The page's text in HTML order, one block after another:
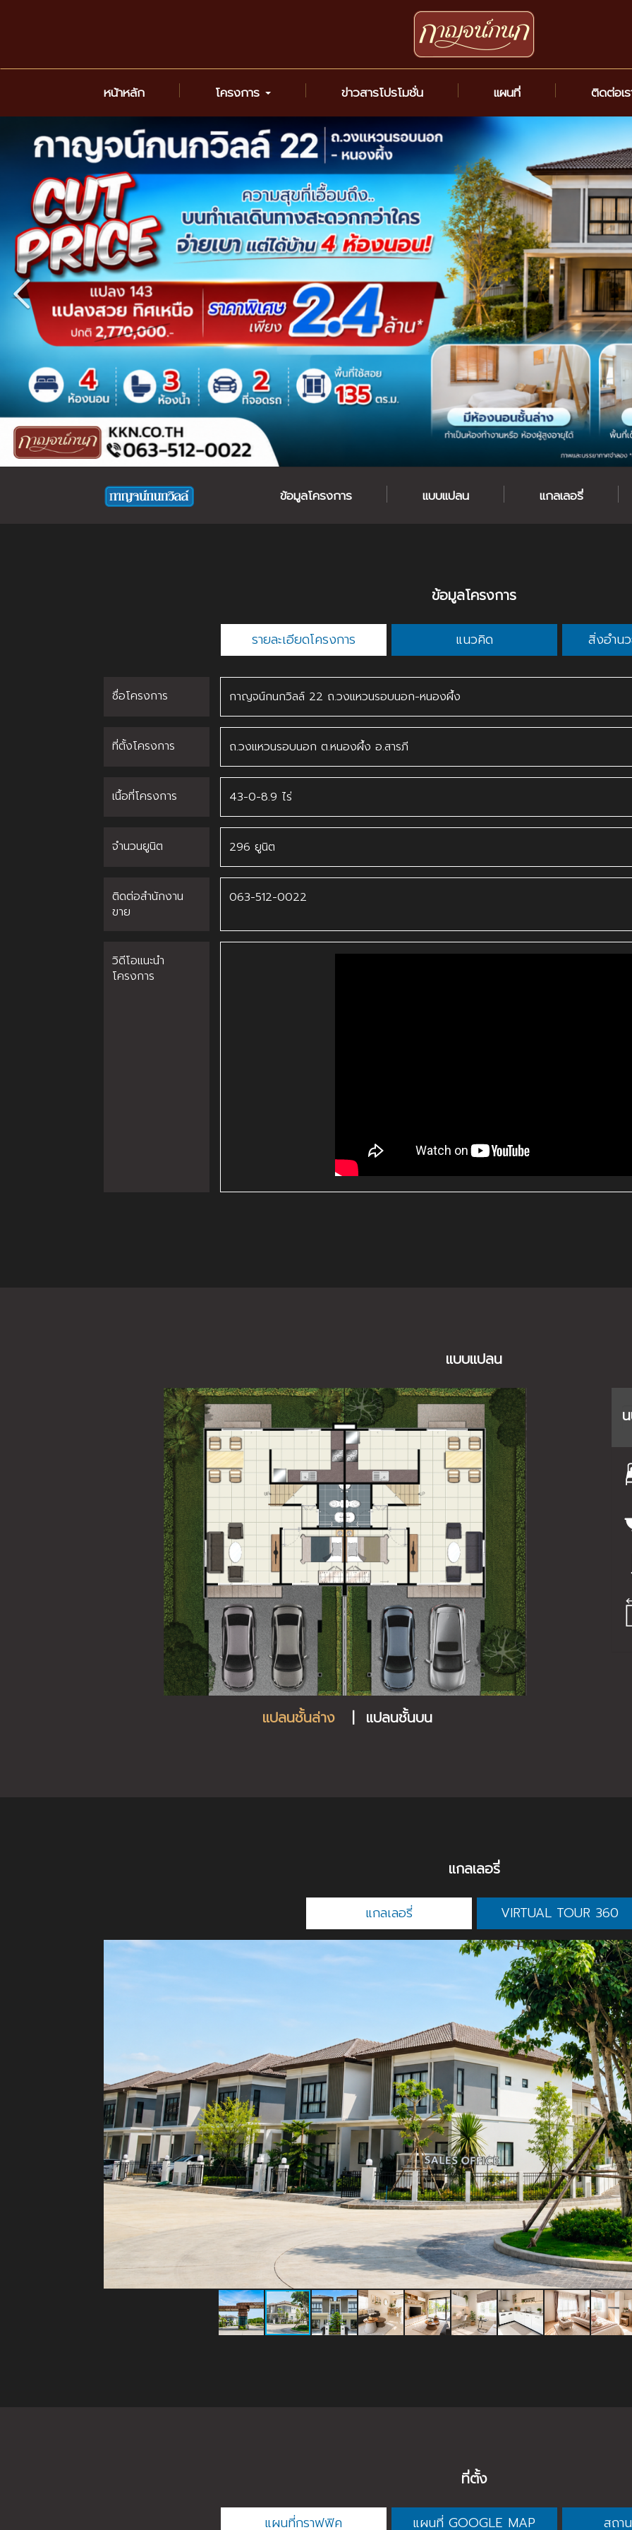
หน้าหลัก โครงการ ข่าวสารโปรโมชั่น แผนที่ ติดต่อเ
Previous
ข้อมูลโครงการ แบบแปลน แกลเลอรี่
ข้อมูลโครงการ
รายละเอียดโครงการ แนวคิด สิ่งอำน
ชื่อโครงการ กาญจน์กนกวิลล์ 22 ถ.วงแหวนรอบนอก-หนองผึ้ง
ที่ตั้งโครงการ ถ.วงแหวนรอบนอก ต.หนองผึ้ง อ.สารภี
เนื้อที่โครงการ 43-0-8.9 ไร่
จำนวนยูนิต 296 ยูนิต
ติดต่อสำนักงาน
ขาย
063-512-0022
วิดีโอแนะนำ
โครงการ
แบบแปลน
แปลนชั้นล่าง | แปลนชั้นบน
แกลเลอรี่
แกลเลอรี่ VIRTUAL TOUR 360
ที่ตั้ง
แผนที่กราฟฟิค แผนที่ GOOGLE MAP สถา